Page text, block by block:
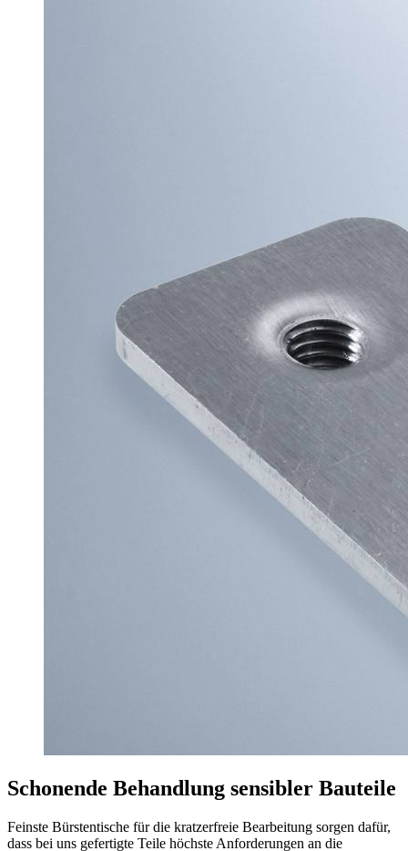
Schonende Behandlung sensibler Bauteile
Feinste Bürstentische für die kratzerfreie Bearbeitung sorgen dafür,
dass bei uns gefertigte Teile höchste Anforderungen an die